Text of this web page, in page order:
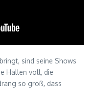
sind seine Shows
Hallen voll, die
so groß, dass